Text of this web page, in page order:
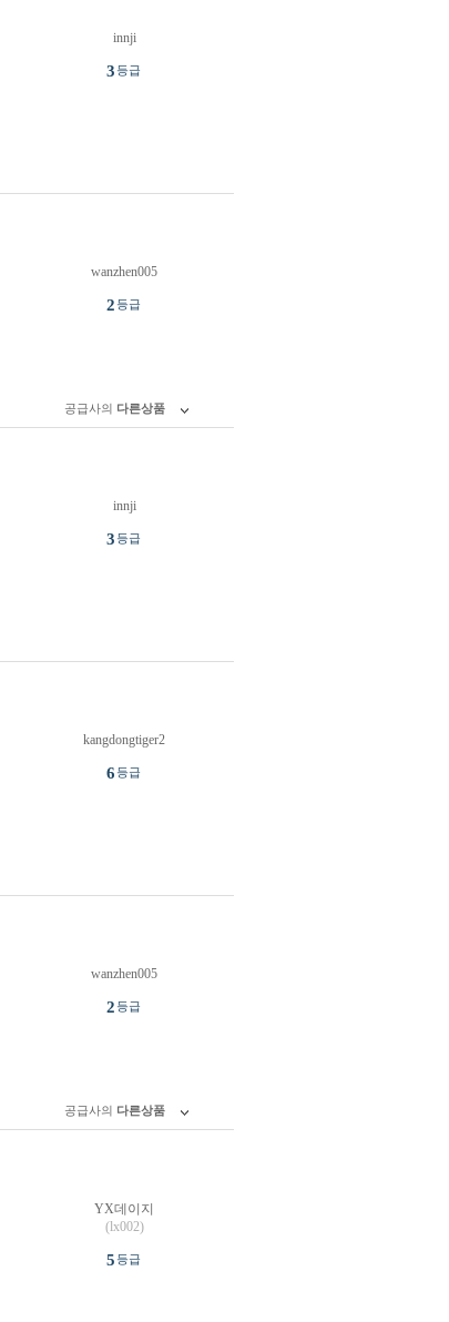
innji
3등급
wanzhen005
2등급
공급사의 다른상품
innji
3등급
kangdongtiger2
6등급
wanzhen005
2등급
공급사의 다른상품
YX데이지
(lx002)
5등급